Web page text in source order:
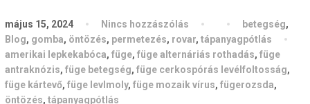
május 15, 2024 Nincs hozzászólás betegség,
Blog, gomba, öntözés, permetezés, rovar, tápanyagpótlás
amerikai lepkekabóca, füge, füge alternáriás rothadás, füge
antraknózis, füge betegség, füge cerkospórás levélfoltosság,
füge kártevő, füge levlmoly, füge mozaik vírus, fügerozsda,
öntözés, tápanyagpótlás